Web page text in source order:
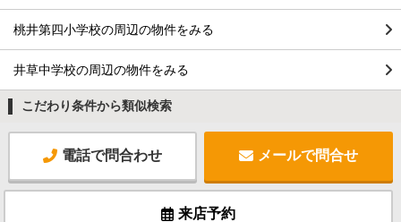
桃井第四小学校の周辺の物件をみる
井草中学校の周辺の物件をみる
こだわり条件から類似検索
電話で問合わせ メールで問合せ
来店予約